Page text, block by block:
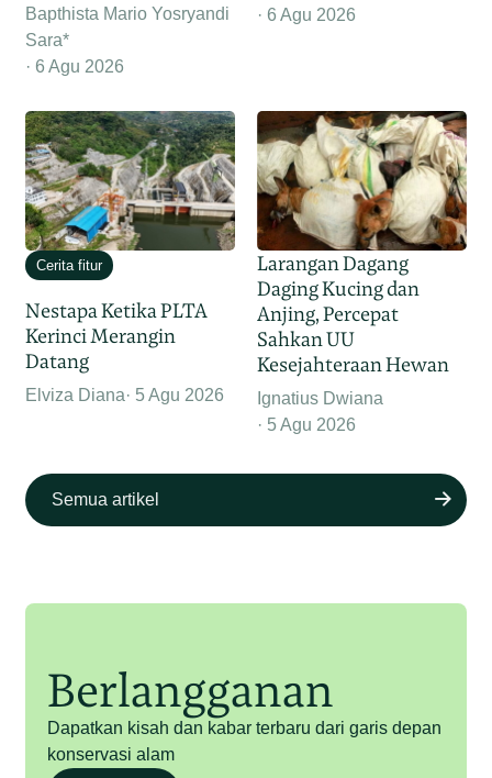
Bapthista Mario Yosryandi
Sara*
6 Agu 2026
6 Agu 2026
Cerita fitur
Nestapa Ketika PLTA
Kerinci Merangin
Datang
Elviza Diana 5 Agu 2026
Larangan Dagang
Daging Kucing dan
Anjing, Percepat
Sahkan UU
Kesejahteraan Hewan
Ignatius Dwiana
5 Agu 2026
Semua artikel
Berlangganan
Dapatkan kisah dan kabar terbaru dari garis depan
konservasi alam